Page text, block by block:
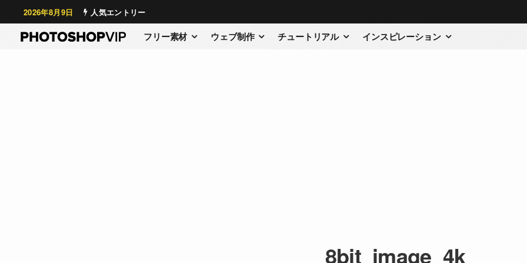
2026年8月9日 人気エントリー
フリー素材 ウェブ制作 チュートリアル インスピレーション
8bit_image_4k